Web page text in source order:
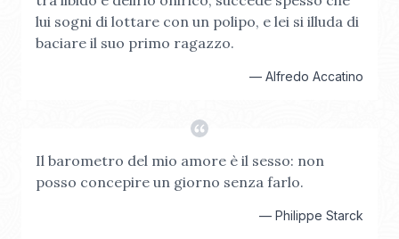
lui sogni di lottare con un polipo, e lei si illuda di
baciare il suo primo ragazzo.
— Alfredo Accatino
Il barometro del mio amore è il sesso: non
posso concepire un giorno senza farlo.
— Philippe Starck